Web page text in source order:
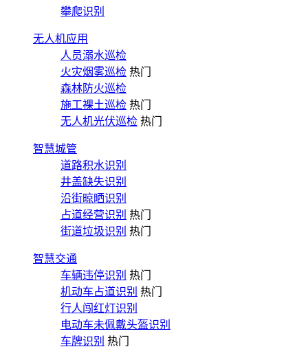
攀爬识别
无人机应用
人员溺水巡检
火灾烟雾巡检 热门
森林防火巡检
施工裸土巡检 热门
无人机光伏巡检 热门
智慧城管
道路积水识别
井盖缺失识别
沿街晾晒识别
占道经营识别 热门
街道垃圾识别 热门
智慧交通
车辆违停识别 热门
机动车占道识别 热门
行人闯红灯识别
电动车未佩戴头盔识别
车牌识别 热门